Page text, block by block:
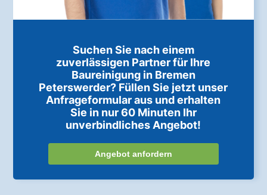
Suchen Sie nach einem
zuverlässigen Partner für Ihre
Baureinigung in Bremen
Peterswerder? Füllen Sie jetzt unser
Anfrageformular aus und erhalten
Sie in nur 60 Minuten Ihr
unverbindliches Angebot!
Angebot anfordern